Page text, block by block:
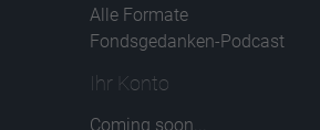
Alle Formate
Fondsgedanken-Podcast
Ihr Konto
Coming soon...